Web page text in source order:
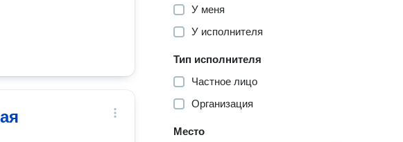
У меня
У исполнителя
Тип исполнителя
Частное лицо
Организация
Место